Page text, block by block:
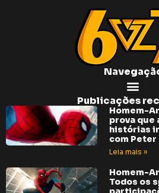
Publicações
Homem-
prova que
histórias
com
Leia mais »
Homem-
Todos os